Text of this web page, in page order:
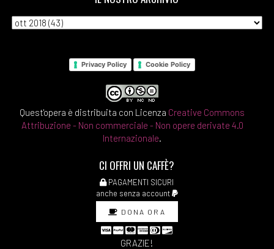
Privacy Policy Cookie Policy
Quest'opera è distribuita con Licenza Creative Commons
Attribuzione - Non commerciale - Non opere derivate 4.0
Internazionale.
CI OFFRI UN CAFFÈ?
PAGAMENTI SICURI
anche senza account
DONA ORA
GRAZIE!